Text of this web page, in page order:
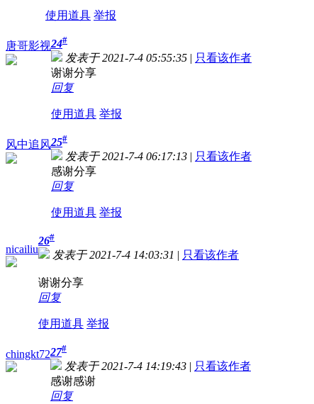
使用道具 举报
唐哥影视24#
发表于 2021-7-4 05:55:35 | 只看该作者
谢谢分享
回复
使用道具 举报
风中追风25#
发表于 2021-7-4 06:17:13 | 只看该作者
感谢分享
回复
使用道具 举报
nicailiu
26#
发表于 2021-7-4 14:03:31 | 只看该作者
谢谢分享
回复
使用道具 举报
chingkt7227#
发表于 2021-7-4 14:19:43 | 只看该作者
感谢感谢
回复